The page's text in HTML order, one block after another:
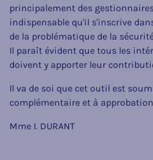
principalement des
indispensable qu'il s'inscrive
de la problématique de la
Il paraît évident que tous les
doivent y apporter leur
Il va de soi que cet outil est
complémentaire et à
Mme I. DURANT